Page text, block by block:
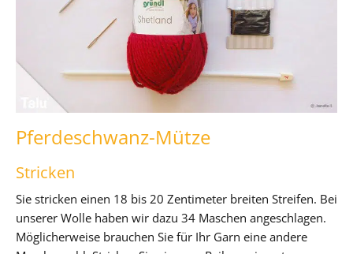
Pferdeschwanz-Mütze
Stricken
Sie stricken einen 18 bis 20 Zentimeter breiten Streifen. Bei
unserer Wolle haben wir dazu 34 Maschen angeschlagen.
Möglicherweise brauchen Sie für Ihr Garn eine andere